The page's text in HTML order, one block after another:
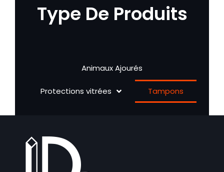
Type De Produits
Animaux Ajourés
Protections vitrées Tampons